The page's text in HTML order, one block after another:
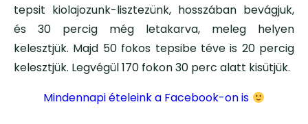
tepsit kiolajozunk-lisztezünk, hosszában bevágjuk,
és 30 percig még letakarva, meleg helyen
kelesztjük. Majd 50 fokos tepsibe téve is 20 percig
kelesztjük. Legvégül 170 fokon 30 perc alatt kisütjük.
Mindennapi ételeink a Facebook-on is